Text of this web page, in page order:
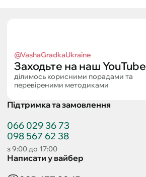
@VashaGradkaUkraine
Заходьте на наш YouTube
ділимось корисними порадами та
перевіреними методиками
Підтримка та замовлення
066 029 36 73
098 567 62 38
з 9:00 до 17:00
Написати у вайбер